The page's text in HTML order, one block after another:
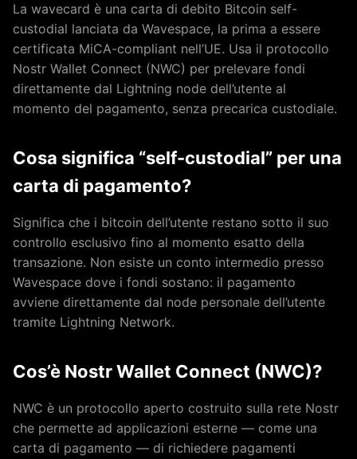
La wavecard è una carta di debito Bitcoin self-
custodial lanciata da Wavespace, la prima a essere
certificata MiCA-compliant nell’UE. Usa il protocollo
Nostr Wallet Connect (NWC) per prelevare fondi
direttamente dal Lightning node dell’utente al
momento del pagamento, senza precarica custodiale.
Cosa significa “self-custodial” per una
carta di pagamento?
Significa che i bitcoin dell’utente restano sotto il suo
controllo esclusivo fino al momento esatto della
transazione. Non esiste un conto intermedio presso
Wavespace dove i fondi sostano: il pagamento
avviene direttamente dal node personale dell’utente
tramite Lightning Network.
Cos’è Nostr Wallet Connect (NWC)?
NWC è un protocollo aperto costruito sulla rete Nostr
che permette ad applicazioni esterne — come una
carta di pagamento — di richiedere pagamenti